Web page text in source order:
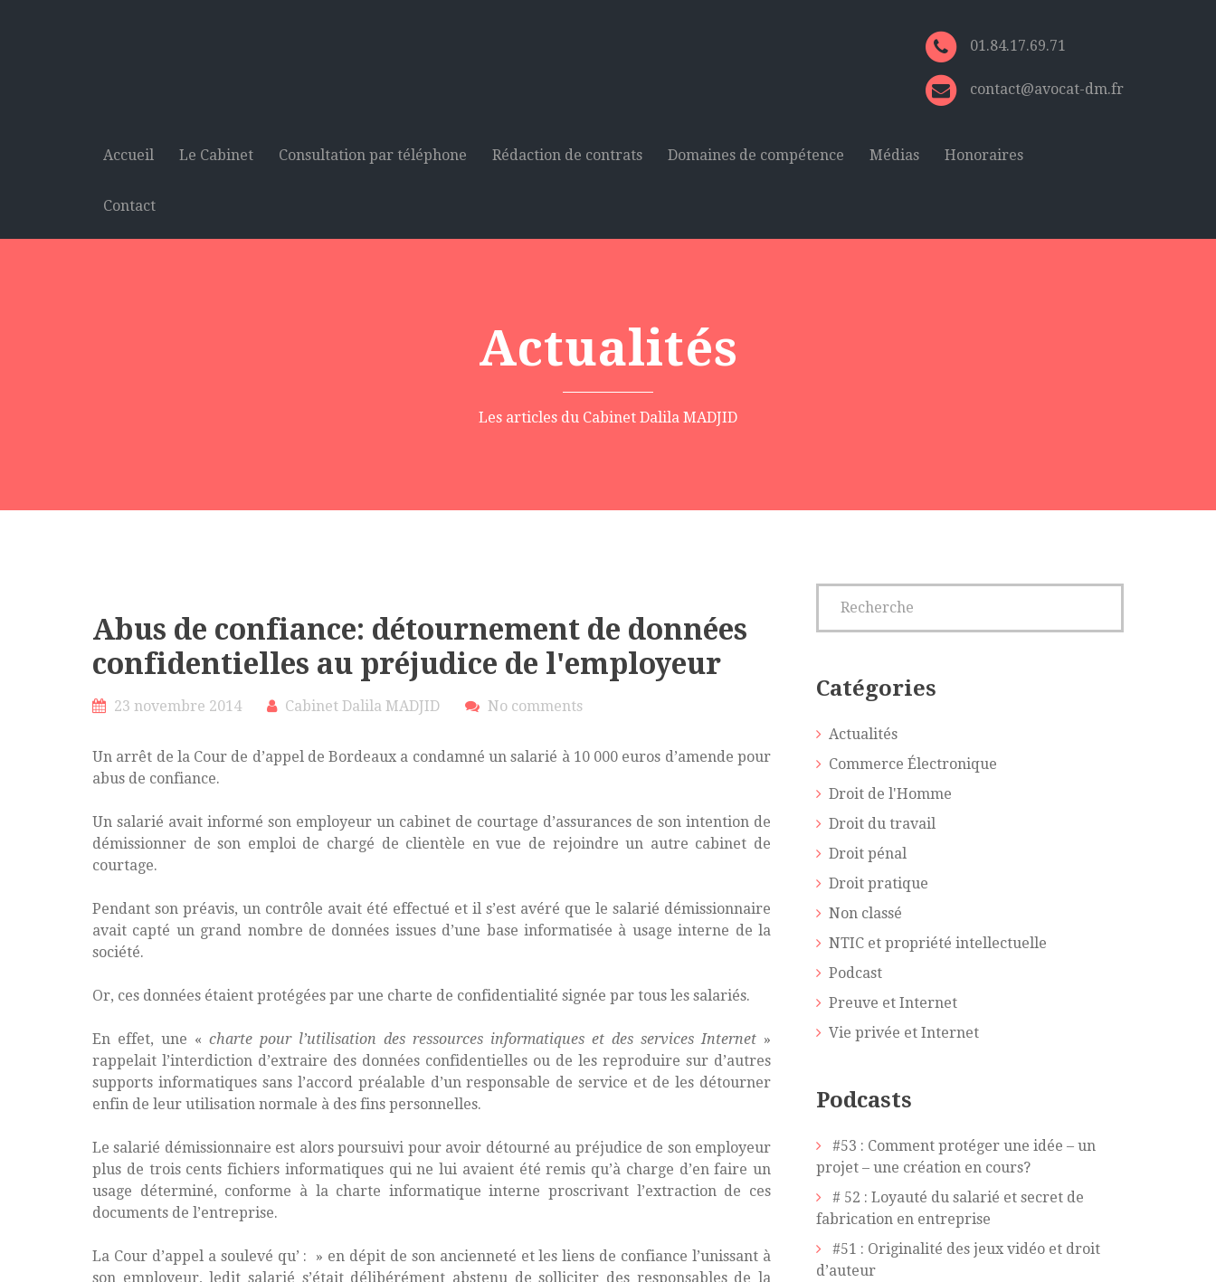
01.84.17.69.71
contact@avocat-dm.fr
Accueil Le Cabinet Consultation par téléphone Rédaction de contrats Domaines de compétence Médias Honoraires
Contact
Actualités
Les articles du Cabinet Dalila MADJID
Abus de confiance: détournement de données
confidentielles au préjudice de l'employeur
23 novembre 2014 Cabinet Dalila MADJID No comments
Un arrêt de la Cour de d’appel de Bordeaux a condamné un salarié à 10 000 euros d’amende pour
abus de confiance.
Un salarié avait informé son employeur un cabinet de courtage d’assurances de son intention de
démissionner de son emploi de chargé de clientèle en vue de rejoindre un autre cabinet de
courtage.
Pendant son préavis, un contrôle avait été effectué et il s’est avéré que le salarié démissionnaire
avait capté un grand nombre de données issues d’une base informatisée à usage interne de la
société.
Or, ces données étaient protégées par une charte de confidentialité signée par tous les salariés.
En effet, une « charte pour l’utilisation des ressources informatiques et des services Internet »
rappelait l’interdiction d’extraire des données confidentielles ou de les reproduire sur d’autres
supports informatiques sans l’accord préalable d’un responsable de service et de les détourner
enfin de leur utilisation normale à des fins personnelles.
Le salarié démissionnaire est alors poursuivi pour avoir détourné au préjudice de son employeur
plus de trois cents fichiers informatiques qui ne lui avaient été remis qu’à charge d’en faire un
usage déterminé, conforme à la charte informatique interne proscrivant l’extraction de ces
documents de l’entreprise.
La Cour d’appel a soulevé qu’ : » en dépit de son ancienneté et les liens de confiance l’unissant à
son employeur, ledit salarié s’était délibérément abstenu de solliciter des responsables de la
Catégories
Actualités
Commerce Électronique
Droit de l'Homme
Droit du travail
Droit pénal
Droit pratique
Non classé
NTIC et propriété intellectuelle
Podcast
Preuve et Internet
Vie privée et Internet
Podcasts
#53 : Comment protéger une idée – un
projet – une création en cours?
# 52 : Loyauté du salarié et secret de
fabrication en entreprise
#51 : Originalité des jeux vidéo et droit
d’auteur